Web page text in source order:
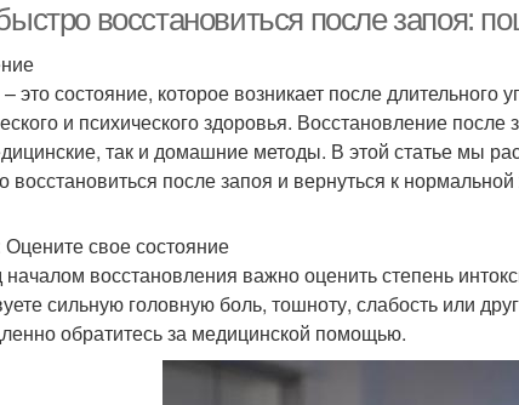
восстановиться после запоя:
это состояние, которое возникает после
и психического здоровья. Восстановление
так и домашние методы. В этой статье мы
восстановиться после запоя и вернуться к
свое состояние
восстановления важно оценить степень
сильную головную боль, тошноту, слабость или
обратитесь за медицинской помощью.